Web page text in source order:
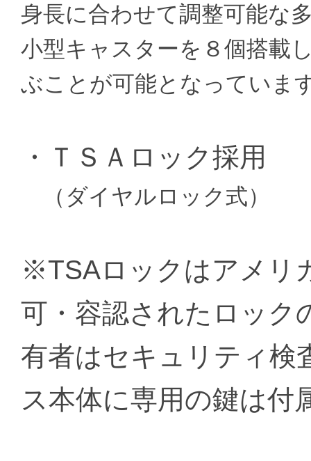
身長に合わせて調整可能な
小型キャスターを８個搭載
ぶことが可能となっていま
・ＴＳＡロック採用
（ダイヤルロック式）
※TSAロックはアメリ
可・容認されたロック
有者はセキュリティ検
ス本体に専用の鍵は付